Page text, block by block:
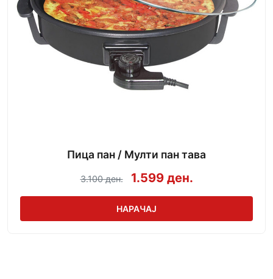
Пица пан / Мулти пан тава
3.100 ден. 1.599 ден.
НАРАЧАЈ